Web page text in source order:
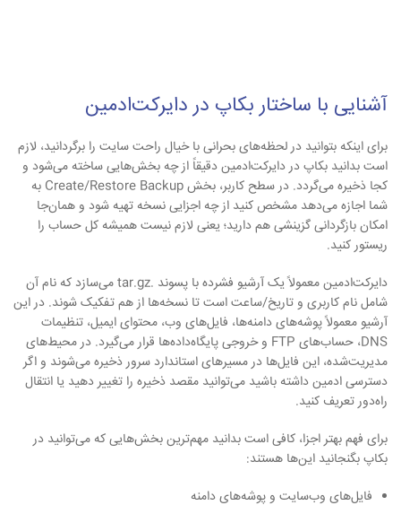
آشنایی با ساختار بکاپ در دایرکت‌ادمین
برای اینکه بتوانید در لحظه‌های بحرانی با خیال راحت سایت را برگردانید، لازم
است بدانید بکاپ در دایرکت‌ادمین دقیقاً از چه بخش‌هایی ساخته می‌شود و
کجا ذخیره می‌گردد. در سطح کاربر، بخش Create/Restore Backup به
شما اجازه می‌دهد مشخص کنید از چه اجزایی نسخه تهیه شود و همان‌جا
امکان بازگردانی گزینشی هم دارید؛ یعنی لازم نیست همیشه کل حساب را
ریستور کنید.
دایرکت‌ادمین معمولاً یک آرشیو فشرده با پسوند .tar.gz می‌سازد که نام آن
شامل نام کاربری و تاریخ/ساعت است تا نسخه‌ها از هم تفکیک شوند. در این
آرشیو معمولاً پوشه‌های دامنه‌ها، فایل‌های وب، محتوای ایمیل، تنظیمات
DNS، حساب‌های FTP و خروجی پایگاه‌داده‌ها قرار می‌گیرد. در محیط‌های
مدیریت‌شده، این فایل‌ها در مسیرهای استاندارد سرور ذخیره می‌شوند و اگر
دسترسی ادمین داشته باشید می‌توانید مقصد ذخیره را تغییر دهید یا انتقال
راه‌دور تعریف کنید.
برای فهم بهتر اجزا، کافی است بدانید مهم‌ترین بخش‌هایی که می‌توانید در
بکاپ بگنجانید این‌ها هستند:
فایل‌های وب‌سایت و پوشه‌های دامنه